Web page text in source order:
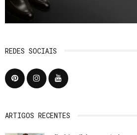
REDES SOCIAIS
ARTIGOS RECENTES